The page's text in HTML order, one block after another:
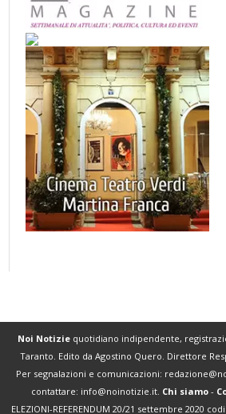
Noi Notiziequotidiano indipendente,
Taranto. Edito da Agostino Quero. Direttore
Per segnalazioni e comunicazioni:
contattare: info@noinotizie.it. Chi siamo -
ELEZIONI-REFERENDUM 20/21 settembre 2020